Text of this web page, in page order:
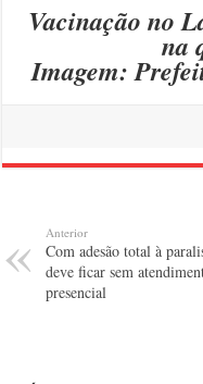
Vacinação no
na
Imagem:
Anterior
Com adesão total à
deve ficar sem
presencial